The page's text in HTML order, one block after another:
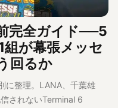
完全ガイド──5
が幕張メッセ
回るか
に整理。LANA、千葉雄
されないTerminal 6